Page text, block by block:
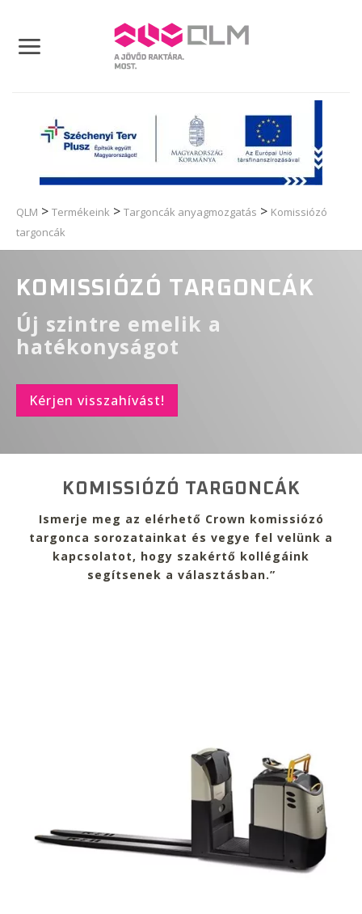
content
QLM > Termékeink > Targoncák anyagmozgatás > Komissiózó
targoncák
KOMISSIÓZÓ TARGONCÁK
Új szintre emelik a
hatékonyságot
Kérjen visszahívást!
KOMISSIÓZÓ TARGONCÁK
Ismerje meg az elérhető Crown komissiózó
targonca sorozatainkat és vegye fel velünk a
kapcsolatot, hogy szakértő kollégáink
segítsenek a választásban.”